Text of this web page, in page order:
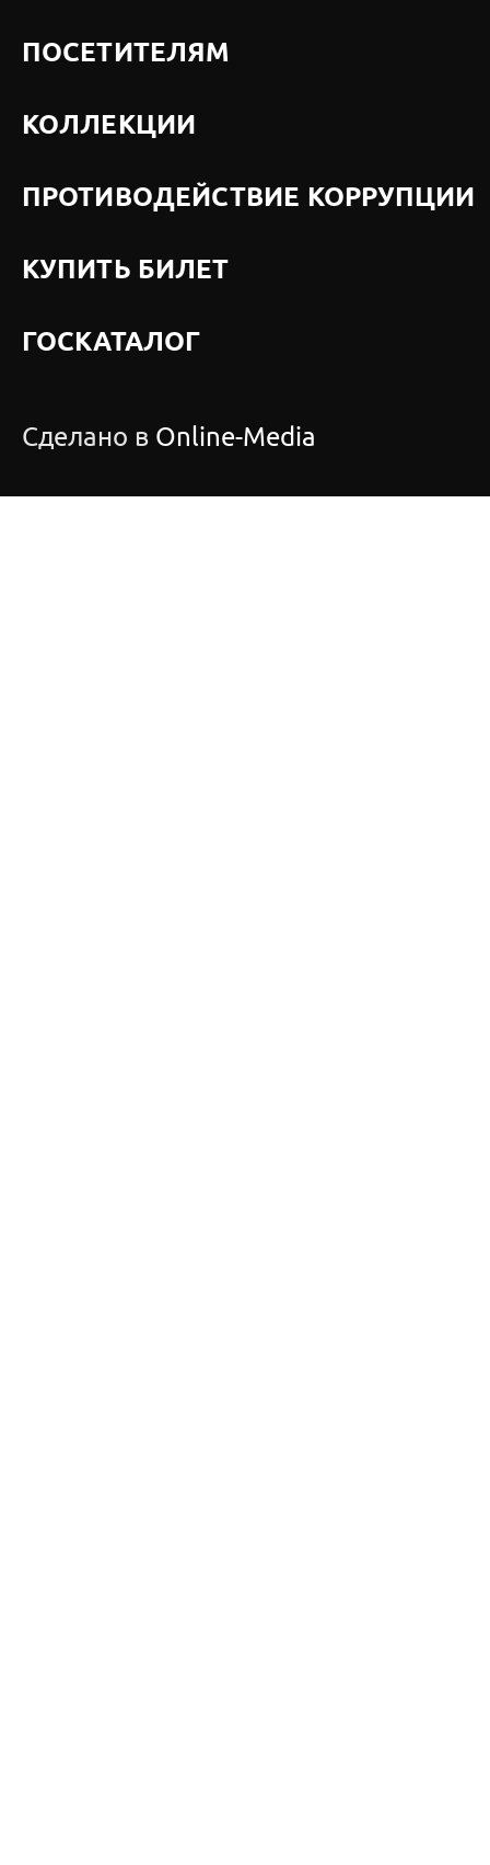
ПОСЕТИТЕЛЯМ
КОЛЛЕКЦИИ
ПРОТИВОДЕЙСТВИЕ КОРРУПЦИИ
КУПИТЬ БИЛЕТ
ГОСКАТАЛОГ
Сделано в Online-Media